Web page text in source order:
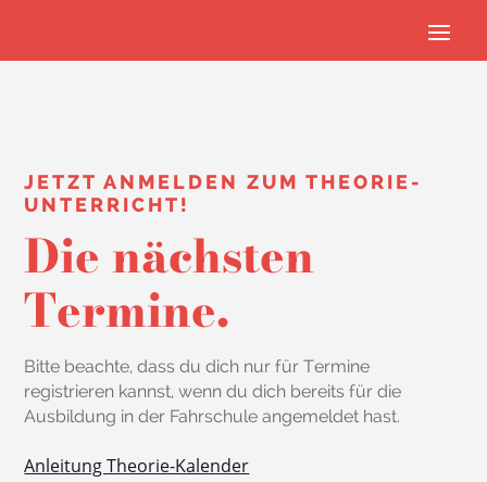
JETZT ANMELDEN ZUM THEORIE-
UNTERRICHT!
Die nächsten
Termine.
Bitte beachte, dass du dich nur für Termine
registrieren kannst, wenn du dich bereits für die
Ausbildung in der Fahrschule angemeldet hast.
Anleitung Theorie-Kalender